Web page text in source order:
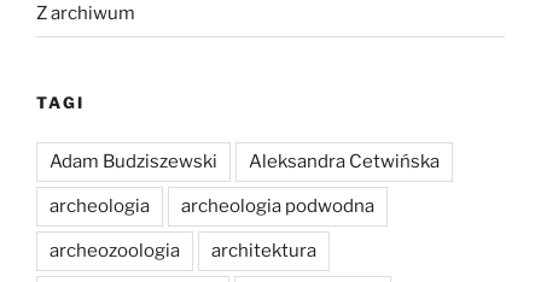
Z archiwum
TAGI
Adam Budziszewski Aleksandra Cetwińska
archeologia archeologia podwodna
archeozoologia architektura